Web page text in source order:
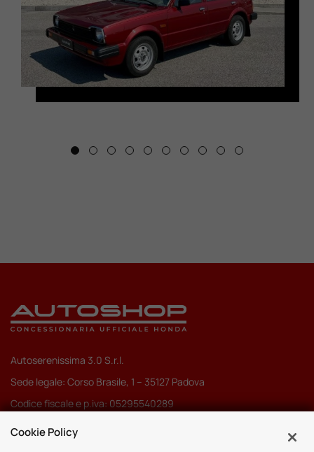
Autoserenissima 3.0 S.r.l.
Sede legale: Corso Brasile, 1 – 35127 Padova
Codice fiscale e p.iva: 05295540289
Pec:autoserenissima3.0srl@legalmail.it
Cookie Policy